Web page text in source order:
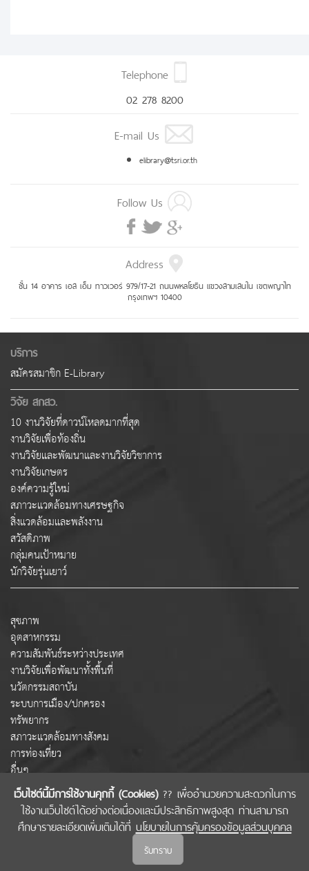
เว็บไซต์นี้มีการใช้งานคุกกี้ (Cookies)?? เพื่ออำนวยความสะดวกในการ
ใช้งานเว็บไซต์ได้อย่างต่อเนื่องและมีประสิทธิภาพสูงสุด ท่านสามารถ
ศึกษารายละเอียดเพิ่มเติมได้ที่ นโยบายในการคุ้มครองข้อมูลส่วนบุคคล
รับทราบ
Telephone
02 278 8200
E-mail Us
elibrary@tsri.or.th
Follow Us
Address
ชั้น 14 อาคาร เอส เอ็ม ทาวเวอร์ 979/17-21 ถนนพหลโยธิน แขวงสามเสนใน เขตพญาไท
กรุงเทพฯ 10400
บริการ
สมัครสมาชิก E-Library
วิจัย สกสว.
10 งานวิจัยที่ดาวน์โหลดมากที่สุด
งานวิจัยเพื่อท้องถิ่น
งานวิจัยและพัฒนาและงานวิจัยวิชาการ
งานวิจัยเกษตร
องค์ความรู้ใหม่
สภาวะแวดล้อมทางเศรษฐกิจ
สิ่งแวดล้อมและพลังงาน
สวัสดิภาพ
กลุ่มคนเป้าหมาย
นักวิจัยรุ่นเยาว์
สุขภาพ
อุตสาหกรรม
ความสัมพันธ์ระหว่างประเทศ
งานวิจัยเพื่อพัฒนาทั้งพื้นที่
นวัตกรรมสถาบัน
ระบบการเมือง/ปกครอง
ทรัพยากร
สภาวะแวดล้อมทางสังคม
การท่องเที่ยว
อื่นๆ
COPYRIGHT © 2022 สำนักงานคณะกรรมการส่งเสริมวิทยาศาสตร์ วิจัยและนวัตกรรม
(สกสว.)
นโยบายในการคุ้มครองข้อมูลส่วนบุคคล